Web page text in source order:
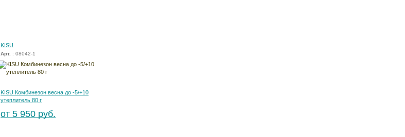
KISU
Арт. : 08042-1
KISU Комбинезон весна до -5/+10
утеплитель 80 г
от 5 950 руб.